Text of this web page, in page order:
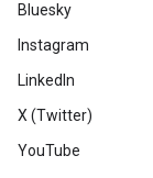
Bluesky
Instagram
LinkedIn
X (Twitter)
YouTube